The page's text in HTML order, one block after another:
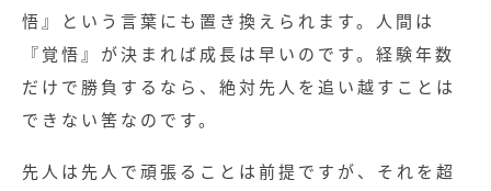
悟』という言葉にも置き換えられます。人間は
『覚悟』が決まれば成長は早いのです。経験年数
だけで勝負するなら、絶対先人を追い越すことは
できない筈なのです。
先人は先人で頑張ることは前提ですが、それを超